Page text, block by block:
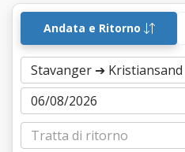
Andata e Ritorno